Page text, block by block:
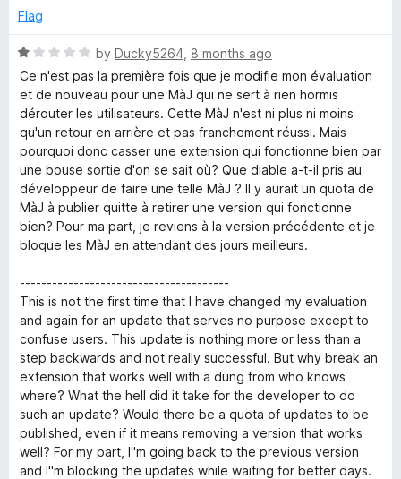
o
D
o
w
n
l
o
a
d
H
o
t
o
Flag
R
a
t
e
d
1
o
u
t
o
f
by Ducky5264 8 months ago
Ce n'est pas la première fois que je modifie mon évaluation
et de nouveau pour une MàJ qui ne sert à rien hormis
dérouter les utilisateurs. Cette MàJ n'est ni plus ni moins
qu'un retour en arrière et pas franchement réussi. Mais
pourquoi donc casser une extension qui fonctionne bien par
une bouse sortie d'on se sait où? Que diable a-t-il pris au
développeur de faire une telle MàJ ? Il y aurait un quota de
MàJ à publier quitte à retirer une version qui fonctionne
bien? Pour ma part, je reviens à la version précédente et je
bloque les MàJ en attendant des jours meilleurs.
---------------------------------------
This is not the first time that I have changed my evaluation
and again for an update that serves no purpose except to
confuse users. This update is nothing more or less than a
step backwards and not really successful. But why break an
extension that works well with a dung from who knows
where? What the hell did it take for the developer to do
such an update? Would there be a quota of updates to be
published, even if it means removing a version that works
well? For my part, I"m going back to the previous version
and I"m blocking the updates while waiting for better days.